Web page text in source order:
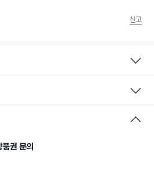
법에서 정한 규격에 따라 제조되어 식품 또
할 수 있는 식품용기구라는 표시입니다.
신고
권 문의